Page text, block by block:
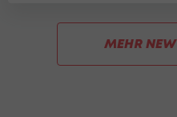
MEHR